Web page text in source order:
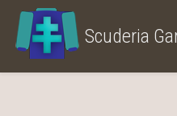
Scuderia